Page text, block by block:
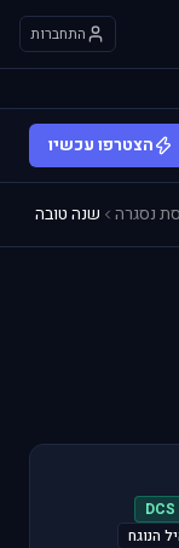
התחברות
הצטרפו עכשיו
שנה טובה